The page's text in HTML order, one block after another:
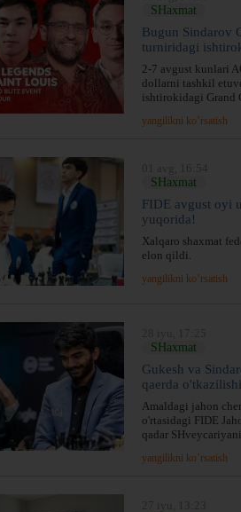
SHaxmat
Bugun Sindarov
turniridagi
2-7 avgust kunlari
dollarni tashkil
ishtirokidagi Grand
yangilikni ko’rsatish
SHaxmat
FIDE avgust oyi
yuqorida!
Xalqaro shaxmat
elon qildi.
yangilikni ko’rsatish
SHaxmat
Gukesh va
qaerda
Amaldagi jahon
o'rtasidagi FIDE
qadar
yangilikni ko’rsatish